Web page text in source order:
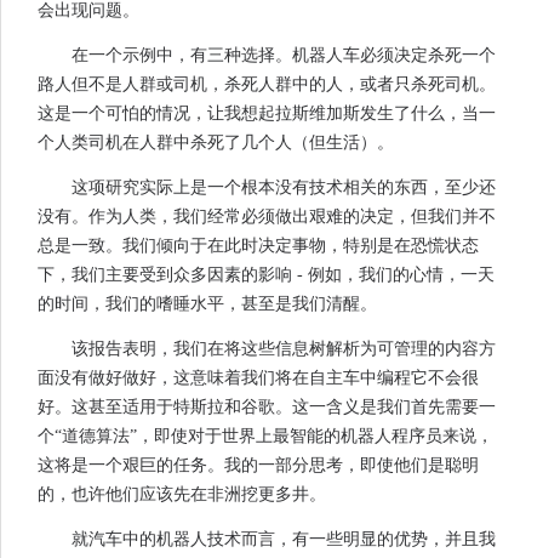
会出现问题。
在一个示例中，有三种选择。机器人车必须决定杀死一个
路人但不是人群或司机，杀死人群中的人，或者只杀死司机。
这是一个可怕的情况，让我想起拉斯维加斯发生了什么，当一
个人类司机在人群中杀死了几个人（但生活）。
这项研究实际上是一个根本没有技术相关的东西，至少还
没有。作为人类，我们经常必须做出艰难的决定，但我们并不
总是一致。我们倾向于在此时决定事物，特别是在恐慌状态
下，我们主要受到众多因素的影响 - 例如，我们的心情，一天
的时间，我们的嗜睡水平，甚至是我们清醒。
该报告表明，我们在将这些信息树解析为可管理的内容方
面没有做好做好，这意味着我们将在自主车中编程它不会很
好。这甚至适用于特斯拉和谷歌。这一含义是我们首先需要一
个“道德算法”，即使对于世界上最智能的机器人程序员来说，
这将是一个艰巨的任务。我的一部分思考，即使他们是聪明
的，也许他们应该先在非洲挖更多井。
就汽车中的机器人技术而言，有一些明显的优势，并且我